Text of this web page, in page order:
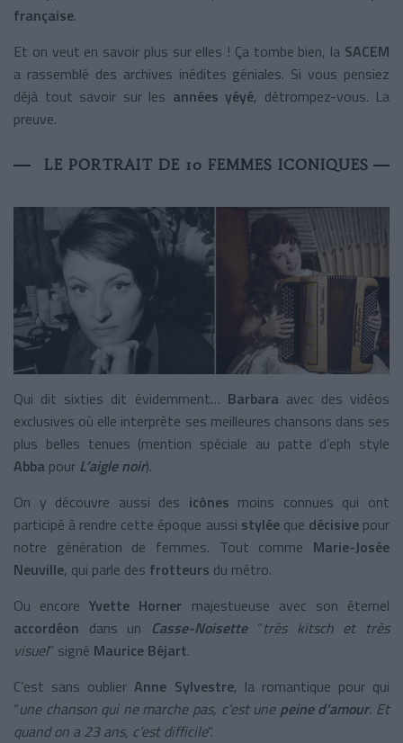
française.
Et on veut en savoir plus sur elles ! Ça tombe bien, la SACEM
a rassemblé des archives inédites géniales. Si vous pensiez
déjà tout savoir sur les années yéyé, détrompez-vous. La
preuve.
LE PORTRAIT DE 10 FEMMES ICONIQUES
Qui dit sixties dit évidemment… Barbara avec des vidéos
exclusives où elle interprète ses meilleures chansons dans ses
plus belles tenues (mention spéciale au patte d’eph style
Abba pour L’aigle noir).
On y découvre aussi des icônes moins connues qui ont
participé à rendre cette époque aussi stylée que décisive pour
notre génération de femmes. Tout comme Marie-Josée
Neuville, qui parle des frotteurs du métro.
Ou encoreYvette Horner majestueuse avec son éternel
accordéon dans un Casse-Noisette“très kitsch et très
visuel” signé Maurice Béjart.
C’est sans oublierAnne Sylvestre, la romantique pour qui
“une chanson qui ne marche pas, c’est une peine d’amour. Et
quand on a 23 ans, c’est difficile”.